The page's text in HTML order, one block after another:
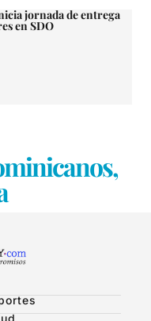
jornada de entrega
en SDO